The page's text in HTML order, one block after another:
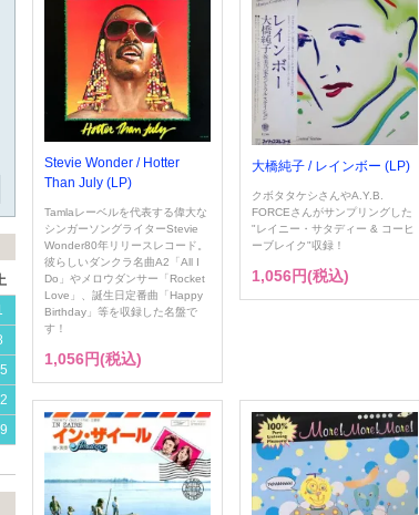
Stevie Wonder / Hotter
Than July (LP)
Tamlaレーベルを代表する偉大な
シンガーソングライターStevie
Wonder80年リリースレコード。
彼らしいダンクラ名曲A2「All I
Do」やメロウダンサー「Rocket
Love」、誕生日定番曲「Happy
Birthday」等を収録した名盤で
す！
1,056円(税込)
大橋純子 / レインボー (LP)
クボタタケシさんやA.Y.B.
FORCEさんがサンプリングした
"レイニー・サタディー & コーヒ
ーブレイク"収録！
1,056円(税込)